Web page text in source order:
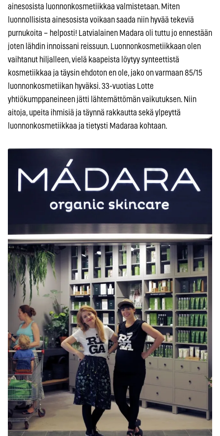
ainesosista luonnonkosmetiikkaa valmistetaan. Miten
luonnollisista ainesosista voikaan saada niin hyvää tekeviä
purnukoita – helposti! Latvialainen Madara oli tuttu jo ennestään
joten lähdin innoissani reissuun. Luonnonkosmetiikkaan olen
vaihtanut hiljalleen, vielä kaapeista löytyy synteettistä
kosmetiikkaa ja täysin ehdoton en ole, jako on varmaan 85/15
luonnonkosmetiikan hyväksi. 33-vuotias Lotte
yhtiökumppaneineen jätti lähtemättömän vaikutuksen. Niin
aitoja, upeita ihmisiä ja täynnä rakkautta sekä ylpeyttä
luonnonkosmetiikkaa ja tietysti Madaraa kohtaan.